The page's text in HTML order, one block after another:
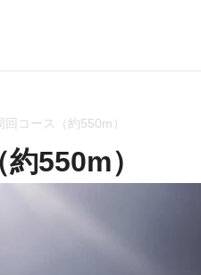
コース（約550m）
550m）